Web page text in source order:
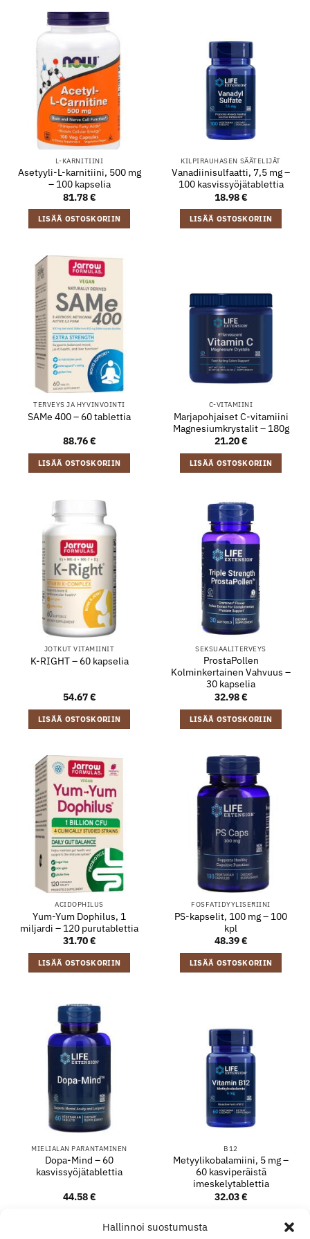
Hallinnoi suostumusta
L-KARNITIINI
Asetyyli-L-karnitiini, 500 mg
– 100 kapselia
81.78€
LISÄÄ OSTOSKORIIN
KILPIRAUHASEN SÄÄTELIJÄT
Vanadiinisulfaatti, 7,5 mg –
100 kasvissyöjätablettia
18.98€
LISÄÄ OSTOSKORIIN
TERVEYS JA HYVINVOINTI
SAMe 400 – 60 tablettia
88.76€
LISÄÄ OSTOSKORIIN
C-VITAMIINI
Marjapohjaiset C-vitamiini
Magnesiumkrystalit – 180g
21.20€
LISÄÄ OSTOSKORIIN
JOTKUT VITAMIINIT
K-RIGHT – 60 kapselia
54.67€
LISÄÄ OSTOSKORIIN
SEKSUAALITERVEYS
ProstaPollen
Kolminkertainen Vahvuus –
30 kapselia
32.98€
LISÄÄ OSTOSKORIIN
ACIDOPHILUS
Yum-Yum Dophilus, 1
miljardi – 120 purutablettia
31.70€
LISÄÄ OSTOSKORIIN
FOSFATIDYYLISERIINI
PS-kapselit, 100 mg – 100
kpl
48.39€
LISÄÄ OSTOSKORIIN
MIELIALAN PARANTAMINEN
Dopa-Mind – 60
kasvissyöjätablettia
44.58€
B12
Metyylikobalamiini, 5 mg –
60 kasviperäistä
imeskelytablettia
32.03€